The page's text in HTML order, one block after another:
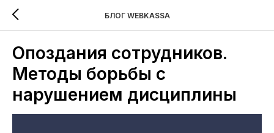
БЛОГ WEBKASSA
Опоздания сотрудников.
Методы борьбы с
нарушением дисциплины